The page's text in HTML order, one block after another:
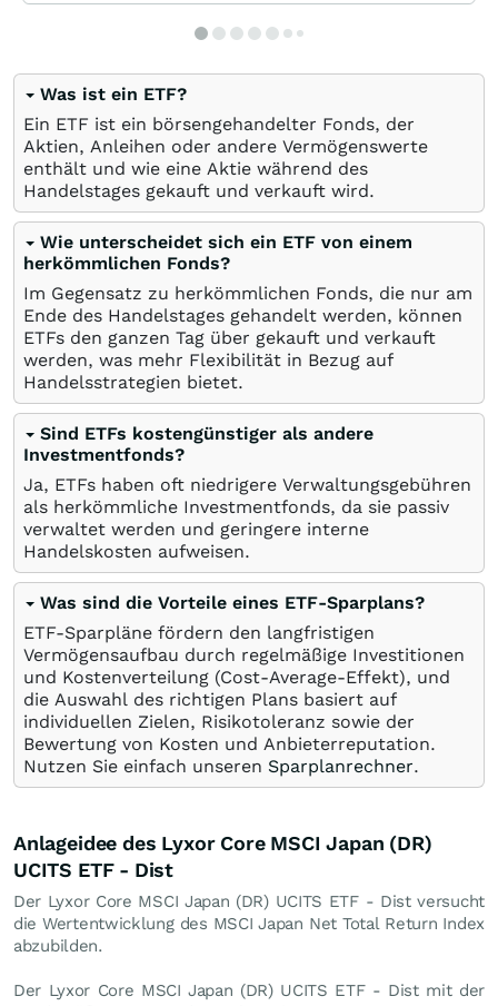
Was ist ein ETF?
Ein ETF ist ein börsengehandelter Fonds, der
Aktien, Anleihen oder andere Vermögenswerte
enthält und wie eine Aktie während des
Handelstages gekauft und verkauft wird.
Wie unterscheidet sich ein ETF von einem
herkömmlichen Fonds?
Im Gegensatz zu herkömmlichen Fonds, die nur am
Ende des Handelstages gehandelt werden, können
ETFs den ganzen Tag über gekauft und verkauft
werden, was mehr Flexibilität in Bezug auf
Handelsstrategien bietet.
Sind ETFs kostengünstiger als andere
Investmentfonds?
Ja, ETFs haben oft niedrigere Verwaltungsgebühren
als herkömmliche Investmentfonds, da sie passiv
verwaltet werden und geringere interne
Handelskosten aufweisen.
Was sind die Vorteile eines ETF-Sparplans?
ETF-Sparpläne fördern den langfristigen
Vermögensaufbau durch regelmäßige Investitionen
und Kostenverteilung (Cost-Average-Effekt), und
die Auswahl des richtigen Plans basiert auf
individuellen Zielen, Risikotoleranz sowie der
Bewertung von Kosten und Anbieterreputation.
Nutzen Sie einfach unseren Sparplanrechner.
Anlageidee des Lyxor Core MSCI Japan (DR)
UCITS ETF - Dist
Der Lyxor Core MSCI Japan (DR) UCITS ETF - Dist versucht
die Wertentwicklung des MSCI Japan Net Total Return Index
abzubilden.
Der Lyxor Core MSCI Japan (DR) UCITS ETF - Dist mit der